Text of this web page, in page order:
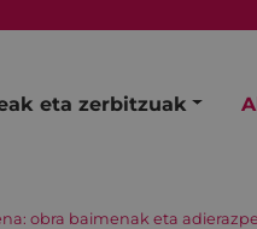
eta zerbitzuak
obra baimenak eta